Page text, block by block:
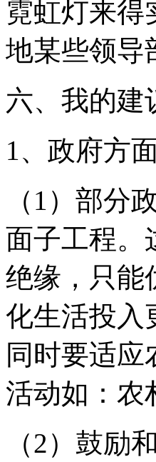
霓虹灯来得
地某些领导
六、我的建
1、政府方
（1）部分
面子工程。
绝缘，只能
化生活投入
同时要适
活动如：农
（2）鼓励